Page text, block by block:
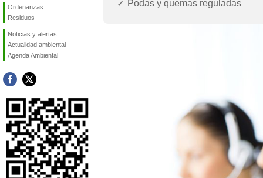
Ordenanzas
Residuos
Noticias y alertas
Actualidad ambiental
Agenda Ambiental
Podas y quemas reguladas